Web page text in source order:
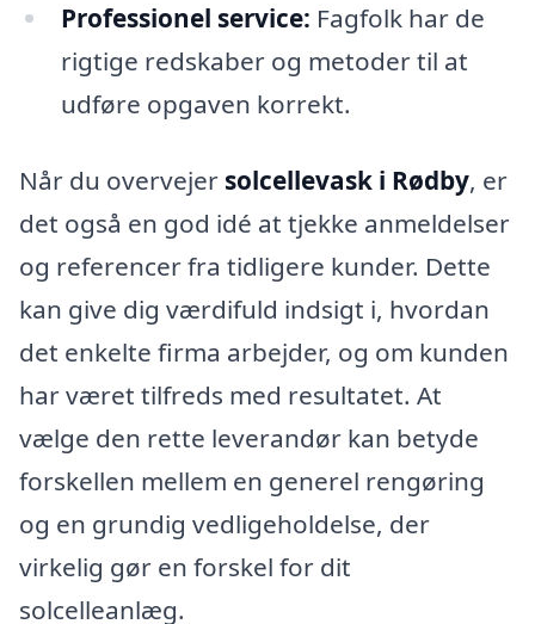
Professionel service: Fagfolk har de
rigtige redskaber og metoder til at
udføre opgaven korrekt.
Når du overvejer solcellevask i Rødby, er
det også en god idé at tjekke anmeldelser
og referencer fra tidligere kunder. Dette
kan give dig værdifuld indsigt i, hvordan
det enkelte firma arbejder, og om kunden
har været tilfreds med resultatet. At
vælge den rette leverandør kan betyde
forskellen mellem en generel rengøring
og en grundig vedligeholdelse, der
virkelig gør en forskel for dit
solcelleanlæg.